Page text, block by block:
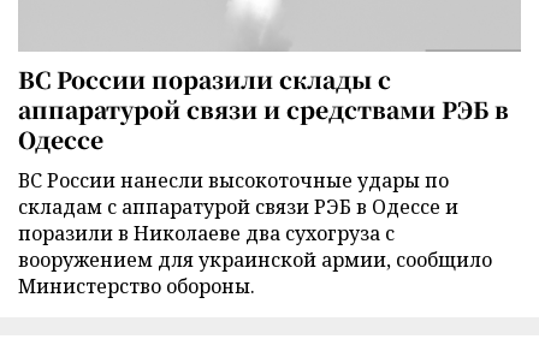
ВС России поразили склады с
аппаратурой связи и средствами РЭБ в
Одессе
ВС России нанесли высокоточные удары по
складам с аппаратурой связи РЭБ в Одессе и
поразили в Николаеве два сухогруза с
вооружением для украинской армии, сообщило
Министерство обороны.